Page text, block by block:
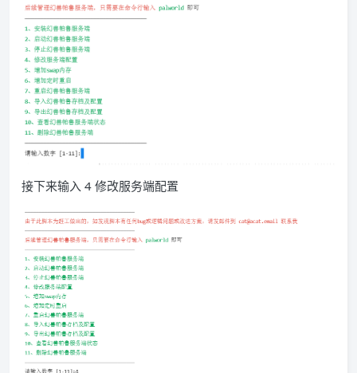
接下来输入 4 修改服务端配置